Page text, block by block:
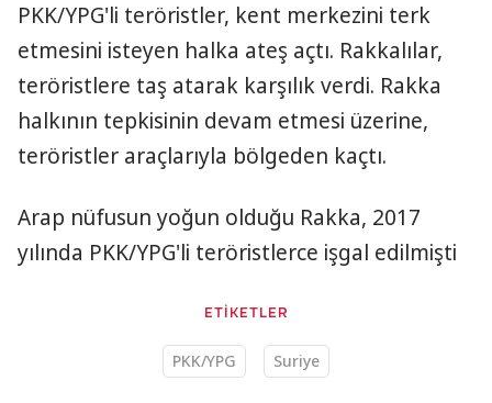
PKK/YPG'li teröristler, kent merkezini terk
etmesini isteyen halka ateş açtı. Rakkalılar,
teröristlere taş atarak karşılık verdi. Rakka
halkının tepkisinin devam etmesi üzerine,
teröristler araçlarıyla bölgeden kaçtı.
Arap nüfusun yoğun olduğu Rakka, 2017
yılında PKK/YPG'li teröristlerce işgal edilmişti
ETİKETLER
PKK/YPG Suriye